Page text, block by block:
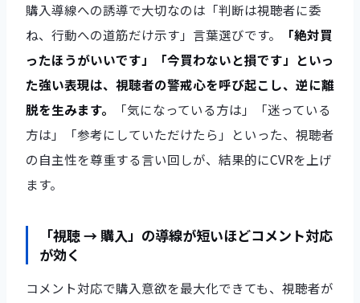
購入導線への誘導で大切なのは「判断は視聴者に委
ね、行動への道筋だけ示す」言葉選びです。
「絶対買
ったほうがいいです」「今買わないと損です」といっ
た強い表現は、視聴者の警戒心を呼び起こし、逆に離
脱を生みます。
「気になっている方は」「迷っている
方は」「参考にしていただけたら」といった、視聴者
の自主性を尊重する言い回しが、結果的にCVRを上げ
ます。
「視聴 → 購入」の導線が短いほどコメント対応
が効く
コメント対応で購入意欲を最大化できても、視聴者が